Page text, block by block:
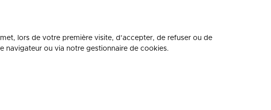
lors de votre première visite, d’accepter, de refuser ou de
navigateur ou via notre gestionnaire de cookies.